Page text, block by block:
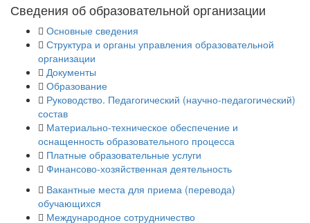
Сведения об образовательной организации
Основные сведения
Структура и органы управления образовательной
организации
Документы
Образование
Руководство. Педагогический (научно-педагогический)
состав
Материально-техническое обеспечение и
оснащенность образовательного процесса
Платные образовательные услуги
Финансово-хозяйственная деятельность
Вакантные места для приема (перевода)
обучающихся
Международное сотрудничество